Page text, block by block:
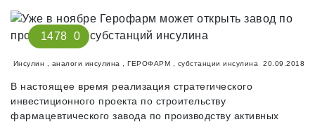
1478 0
Инсулин аналоги инсулина ГЕРОФАРМ субстанции инсулина 20.09.2018
В настоящее время реализация стратегического
инвестиционного проекта по строительству
фармацевтического завода по производству активных